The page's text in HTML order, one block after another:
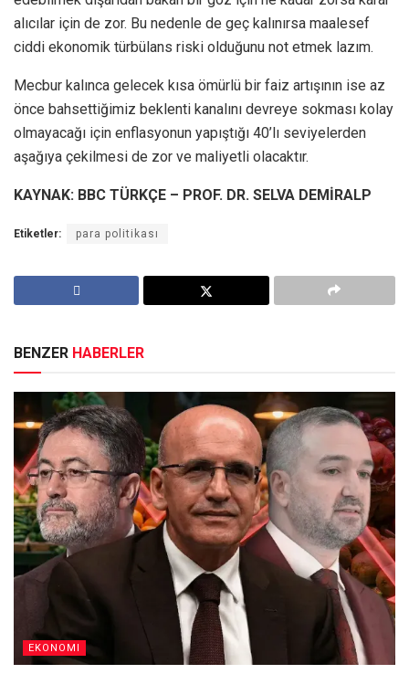
alıcılar için de zor. Bu nedenle de geç kalınırsa maalesef
ciddi ekonomik türbülans riski olduğunu not etmek lazım.
Mecbur kalınca gelecek kısa ömürlü bir faiz artışının ise az
önce bahsettiğimiz beklenti kanalını devreye sokması kolay
olmayacağı için enflasyonun yapıştığı 40’lı seviyelerden
aşağıya çekilmesi de zor ve maliyetli olacaktır.
KAYNAK: BBC TÜRKÇE – PROF. DR. SELVA DEMİRALP
Etiketler: para politikası
BENZER HABERLER
EKONOMI